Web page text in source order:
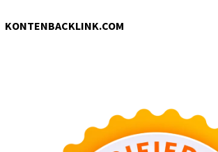
KONTENBACKLINK.COM